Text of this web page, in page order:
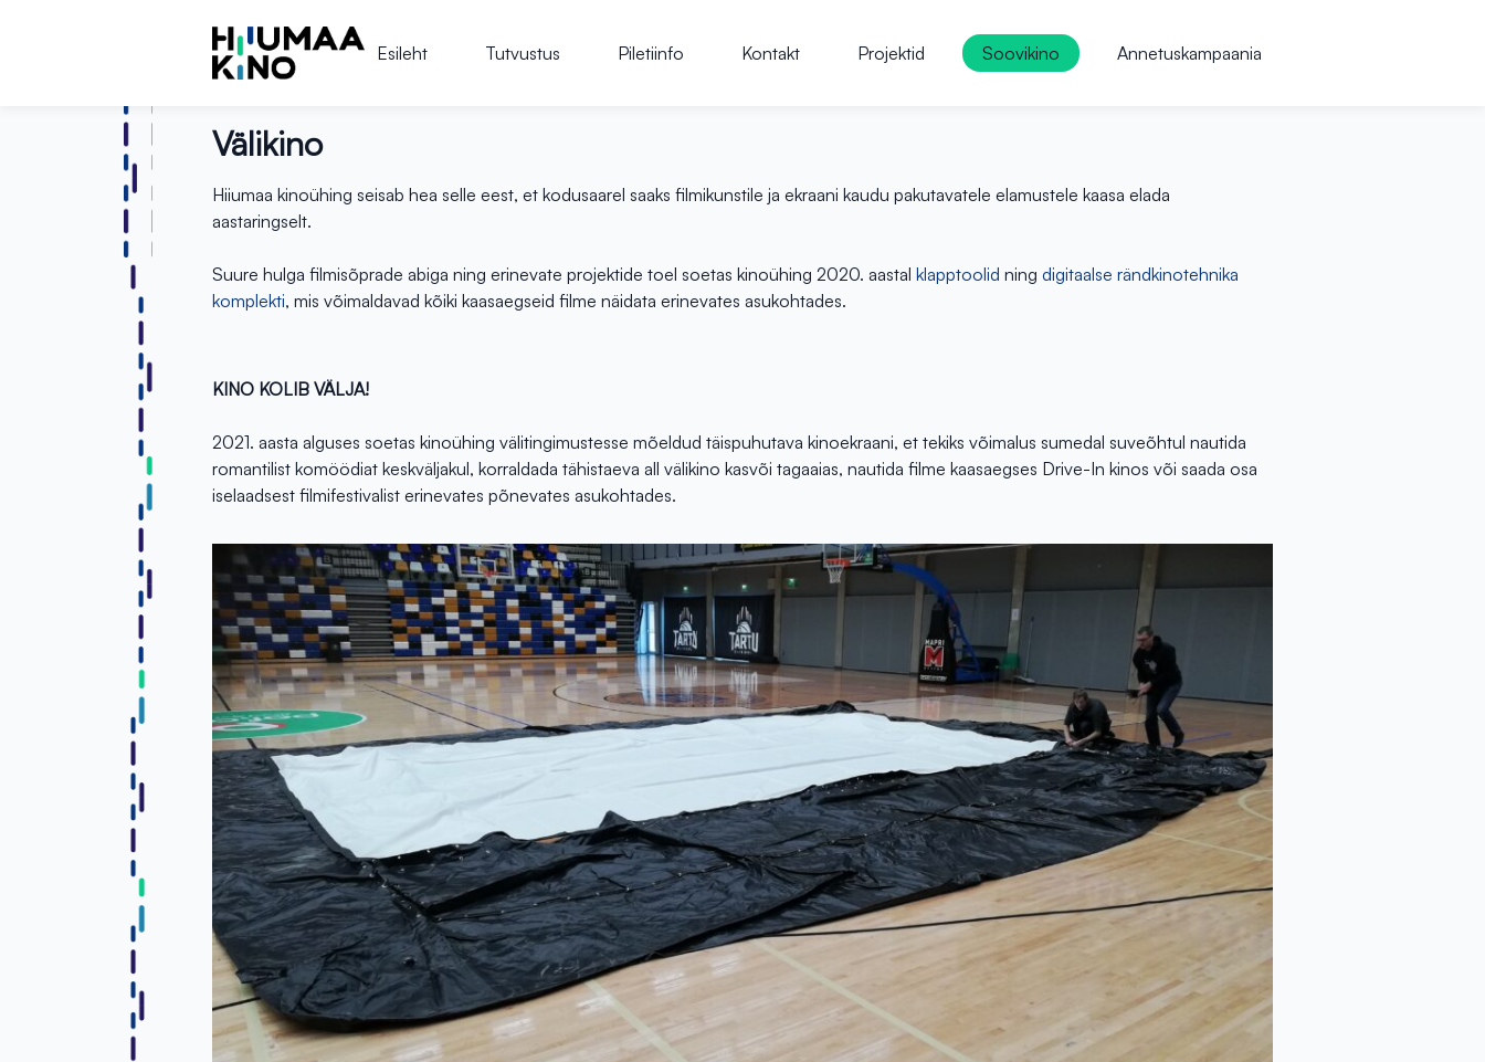
Esileht Tutvustus Piletiinfo Kontakt Projektid Soovikino Annetuskampaania
Välikino
Hiiumaa kinoühing seisab hea selle eest, et kodusaarel saaks filmikunstile ja ekraani kaudu pakutavatele elamustele kaasa elada
aastaringselt.
Suure hulga filmisõprade abiga ning erinevate projektide toel soetas kinoühing 2020. aastal klapptoolid ning digitaalse rändkinotehnika
komplekti, mis võimaldavad kõiki kaasaegseid filme näidata erinevates asukohtades.
KINO KOLIB VÄLJA!
2021. aasta alguses soetas kinoühing välitingimustesse mõeldud täispuhutava kinoekraani, et tekiks võimalus sumedal suveõhtul nautida
romantilist komöödiat keskväljakul, korraldada tähistaeva all välikino kasvõi tagaaias, nautida filme kaasaegses Drive-In kinos või saada osa
iselaadsest filmifestivalist erinevates põnevates asukohtades.